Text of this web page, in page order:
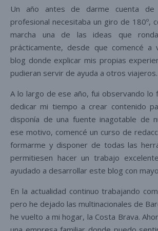
Un año antes de darme cuenta
profesional necesitaba un giro de 180º,
marcha una de las ideas que
prácticamente, desde que comencé a
blog donde explicar mis propias
pudieran servir de ayuda a otros viajeros.
A lo largo de ese año, fui observando lo
dedicar mi tiempo a crear contenido
disponía de una fuente inagotable de
ese motivo, comencé un curso de
formarme y disponer de todas las
permitiesen hacer un trabajo
ayudado a desarrollar este blog con
En la actualidad continuo trabajando
pero he dejado las multinacionales de
he vuelto a mi hogar, la Costa Brava.